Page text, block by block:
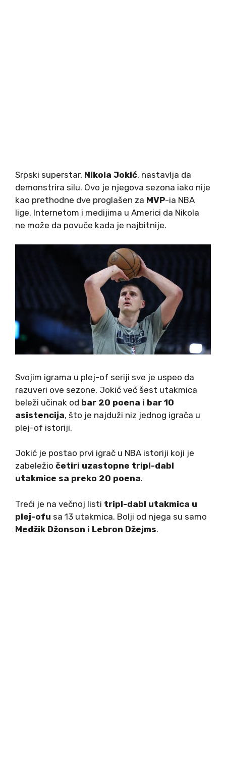
Srpski superstar, Nikola Jokić, nastavlja da
demonstrira silu. Ovo je njegova sezona iako nije
kao prethodne dve proglašen za MVP-ia NBA
lige. Internetom i medijima u Americi da Nikola
ne može da povuče kada je najbitnije.
Svojim igrama u plej-of seriji sve je uspeo da
razuveri ove sezone. Jokić već šest utakmica
beleži učinak od bar 20 poena i bar 10
asistencija, što je najduži niz jednog igrača u
plej-of istoriji.
Jokić je postao prvi igrač u NBA istoriji koji je
zabeležio četiri uzastopne tripl-dabl
utakmice sa preko 20 poena.
Treći je na večnoj listi tripl-dabl utakmica u
plej-ofu sa 13 utakmica. Bolji od njega su samo
Medžik Džonson i Lebron Džejms.